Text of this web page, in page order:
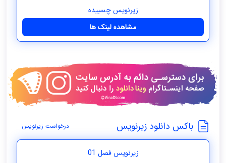
زیرنویس چسبیده
مشاهده لینک ها
باکس دانلود زیرنویس درخواست زیرنویس
زیرنویس فصل 01